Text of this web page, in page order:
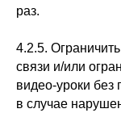
раз.
4.2.5.
связи и/или
видео-уроки без
в случае